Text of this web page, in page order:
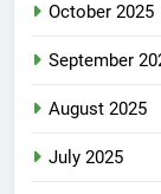
October 2025
September
August 2025
July 2025